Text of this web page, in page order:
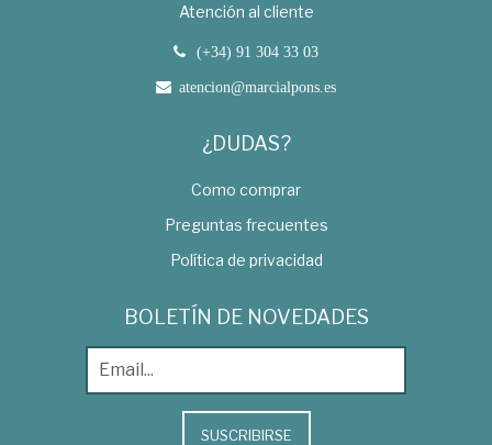
Atención al cliente
(+34) 91 304 33 03
atencion@marcialpons.es
¿DUDAS?
Como comprar
Preguntas frecuentes
Política de privacidad
BOLETÍN DE NOVEDADES
SUSCRIBIRSE